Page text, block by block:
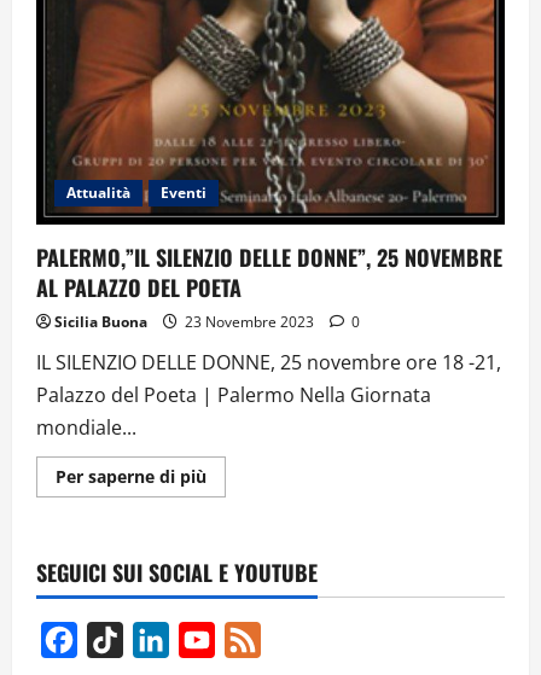
Attualità Eventi
PALERMO,”IL SILENZIO DELLE DONNE”, 25 NOVEMBRE
AL PALAZZO DEL POETA
Sicilia Buona 23 Novembre 2023 0
IL SILENZIO DELLE DONNE, 25 novembre ore 18 -21,
Palazzo del Poeta | Palermo Nella Giornata
mondiale...
Per saperne di piùUlteriori
informazioni
DELLE
DONNE”,
25
AL
PALAZZO
DEL
SEGUICI SUI SOCIAL E YOUTUBE
Facebook
TikTok LinkedInYouTube